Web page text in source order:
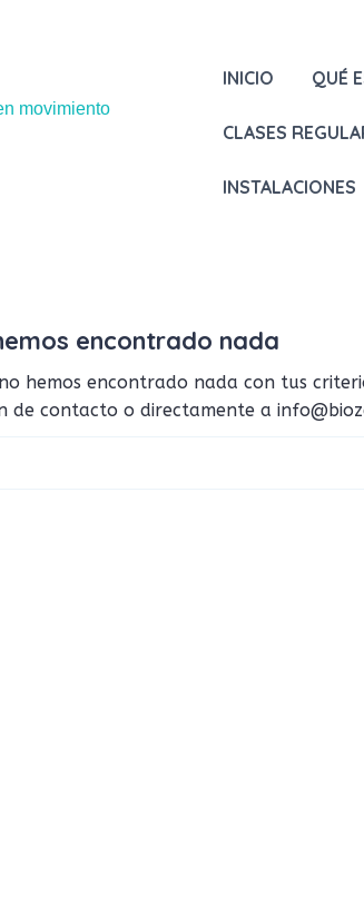
INICIO QUÉ
CLASES
INSTALACIONES
encontrado nada
hemos encontrado nada con tus
de contacto o directamente a